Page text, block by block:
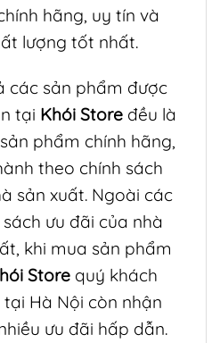
hãng, uy tín và
lượng tốt nhất.
các sản phẩm được
tại Khói Store đều là
phẩm chính hãng,
theo chính sách
sản xuất. Ngoài các
sách ưu đãi của nhà
khi mua sản phẩm
Store quý khách
tại Hà Nội còn nhận
ưu đãi hấp dẫn.